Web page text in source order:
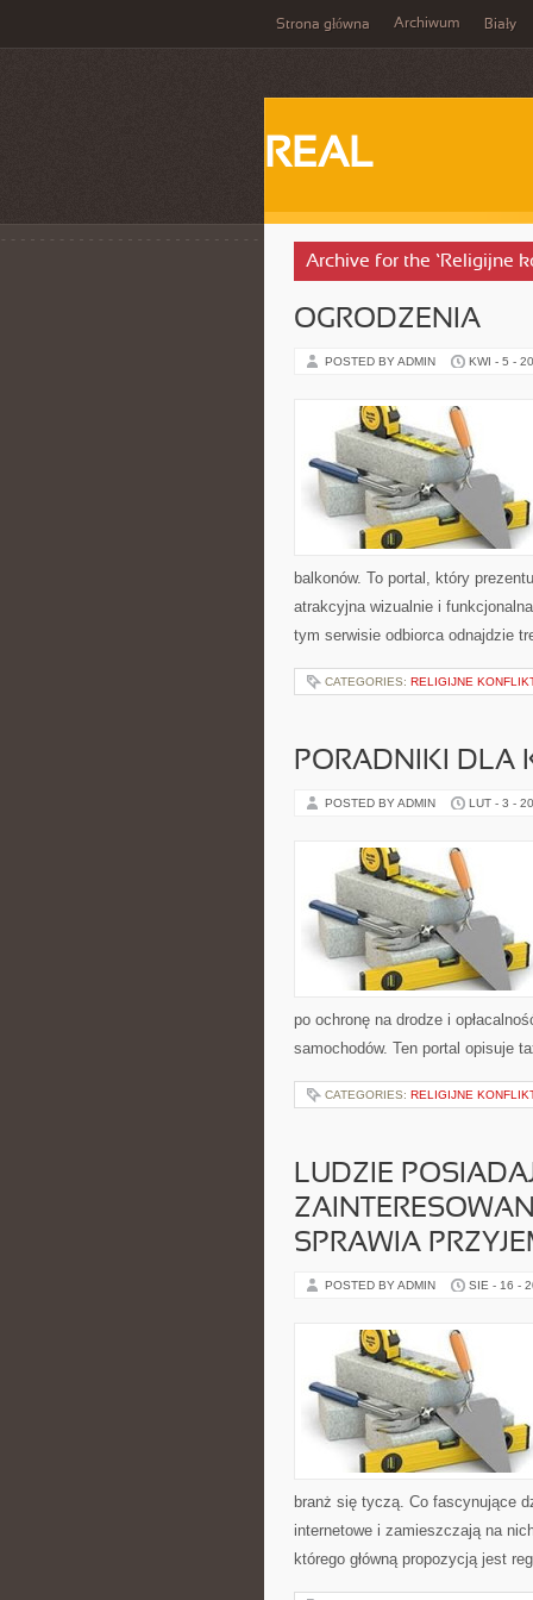
Strona główna Archiwum Biały
REAL
Archive for the ‘Religijne
OGRODZENIA
POSTED BY ADMIN KWI - 5 -
balkonów. To portal, który
atrakcyjna wizualnie i
tym serwisie odbiorca odnajdzie
CATEGORIES: RELIGIJNE
PORADNIKI DLA
POSTED BY ADMIN LUT - 3 -
po ochronę na drodze i
samochodów. Ten portal opisuje
CATEGORIES: RELIGIJNE
LUDZIE
SPRAWIA
POSTED BY ADMIN SIE - 16 -
branż się tyczą. Co fascynujące
internetowe i zamieszczają na
którego główną propozycją jest